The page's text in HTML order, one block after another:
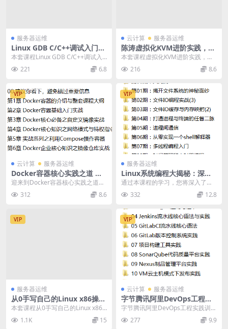
服务器运维
Linux GDB C/C++调试入门与
精通，张海洋视频课程
本套课程Linux GDB C/C++调试入
门与精通，课程官方售价799元，
由张...
221 6.8
云计算 服务器运维
陈涛虚拟化KVM进阶实践，视
频+资料 价值199元
本套课程虚拟化KVM进阶实践，课
程官方售价199元，由陈涛老师主
讲，内容共13章...
216 8.6
VIP
云计算 服务器运维
Docker容器核心实践之道 从
入门到高级 深入学习高级Doc
kerfile和镜像仓库的完整指南
迎来到Docker容器核心实践之道课
程！这门课程旨在为您提供关于Do
cker容器...
312 8.6
VIP
服务器运维
Linux系统编程大揭秘：深度
学习技术全攻略！
通过本课程的学习，您将深入了解L
inux系统编程的关键技术，掌握实
用的编程技巧，...
332 12.8
VIP
服务器运维
从0手写自己的Linux x86操作
系统，深入理解计算机体系结
本套课程从0手写自己的Linux x86
操作系统，深入理解计算机体系，
课程官方售...
1.1K 15
VIP
云计算 服务器运维
字节腾讯阿里DevOps工程实
践训练营 – Nexus+GitLabCI
+Jenkins+SonarQube+Jira
自动化
字节腾讯阿里DevOps工程实践训练
277 9.9